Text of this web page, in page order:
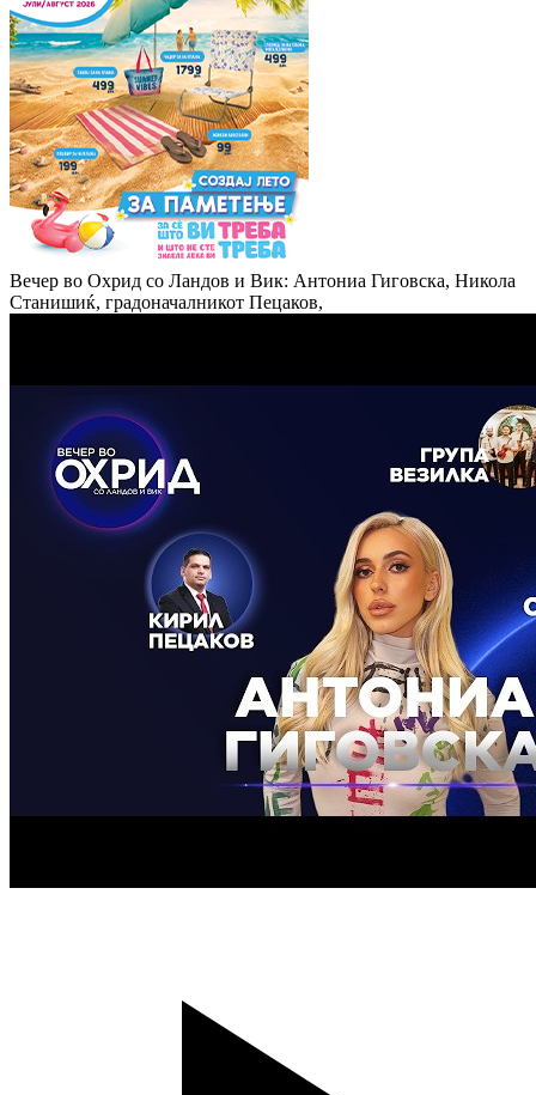
Вечер во Охрид со Ландов и Вик: Антониа Гиговска, Никола
Станишиќ, градоначалникот Пецаков,